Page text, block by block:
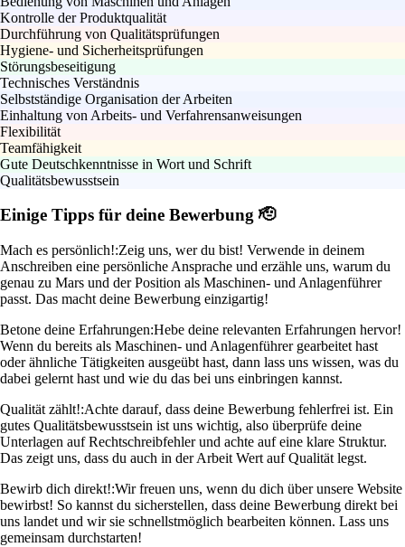
Kontrolle der Produktqualität
Durchführung von Qualitätsprüfungen
Hygiene- und Sicherheitsprüfungen
Störungsbeseitigung
Technisches Verständnis
Selbstständige Organisation der Arbeiten
Einhaltung von Arbeits- und Verfahrensanweisungen
Flexibilität
Teamfähigkeit
Gute Deutschkenntnisse in Wort und Schrift
Qualitätsbewusstsein
Einige Tipps für deine Bewerbung 🫡
Mach es persönlich!:Zeig uns, wer du bist! Verwende in deinem
Anschreiben eine persönliche Ansprache und erzähle uns, warum du
genau zu Mars und der Position als Maschinen- und Anlagenführer
passt. Das macht deine Bewerbung einzigartig!
Betone deine Erfahrungen:Hebe deine relevanten Erfahrungen hervor!
Wenn du bereits als Maschinen- und Anlagenführer gearbeitet hast
oder ähnliche Tätigkeiten ausgeübt hast, dann lass uns wissen, was du
dabei gelernt hast und wie du das bei uns einbringen kannst.
Qualität zählt!:Achte darauf, dass deine Bewerbung fehlerfrei ist. Ein
gutes Qualitätsbewusstsein ist uns wichtig, also überprüfe deine
Unterlagen auf Rechtschreibfehler und achte auf eine klare Struktur.
Das zeigt uns, dass du auch in der Arbeit Wert auf Qualität legst.
Bewirb dich direkt!:Wir freuen uns, wenn du dich über unsere Website
bewirbst! So kannst du sicherstellen, dass deine Bewerbung direkt bei
uns landet und wir sie schnellstmöglich bearbeiten können. Lass uns
gemeinsam durchstarten!